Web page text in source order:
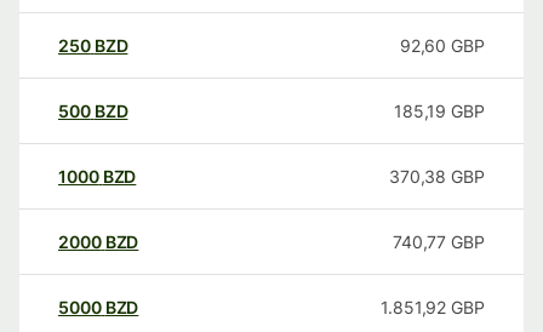
250 BZD 92,60 GBP
500 BZD 185,19 GBP
1000 BZD 370,38 GBP
2000 BZD 740,77 GBP
5000 BZD 1.851,92 GBP